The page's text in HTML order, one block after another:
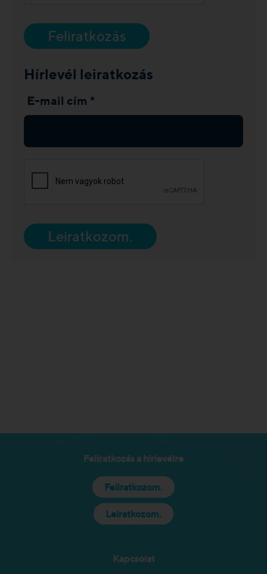
Feliratkozás
Hírlevél leiratkozás
E-mail cím *
Leiratkozom.
Feliratkozás a hírlevélre
Feliratkozom.
Leiratkozom.
Kapcsolat